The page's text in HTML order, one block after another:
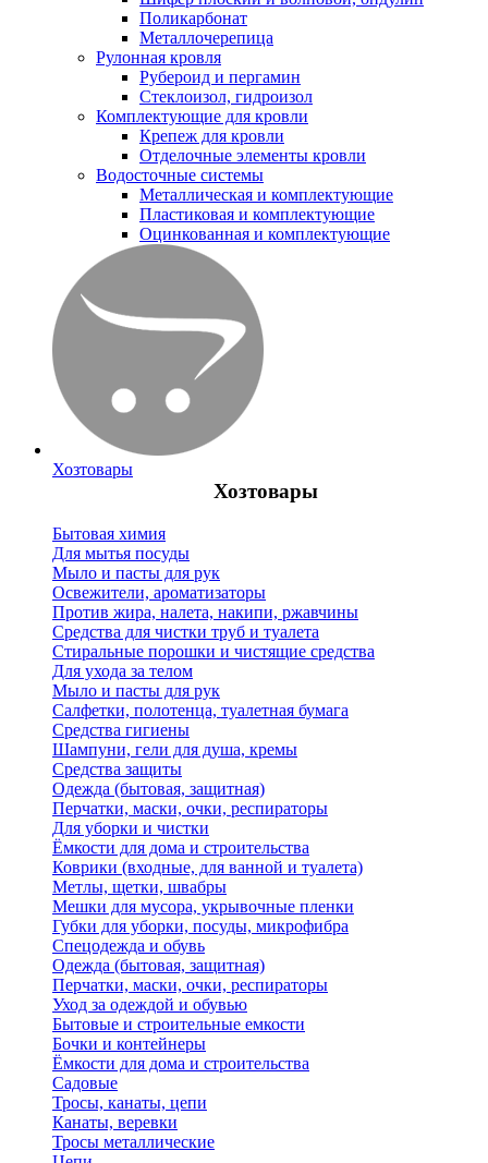
Поликарбонат
Металлочерепица
Рулонная кровля
Рубероид и пергамин
Стеклоизол, гидроизол
Комплектующие для кровли
Крепеж для кровли
Отделочные элементы кровли
Водосточные системы
Металлическая и комплектующие
Пластиковая и комплектующие
Оцинкованная и комплектующие
Хозтовары
Хозтовары
Бытовая химия
Для мытья посуды
Мыло и пасты для рук
Освежители, ароматизаторы
Против жира, налета, накипи, ржавчины
Средства для чистки труб и туалета
Стиральные порошки и чистящие средства
Для ухода за телом
Мыло и пасты для рук
Салфетки, полотенца, туалетная бумага
Средства гигиены
Шампуни, гели для душа, кремы
Средства защиты
Одежда (бытовая, защитная)
Перчатки, маски, очки, респираторы
Для уборки и чистки
Ёмкости для дома и строительства
Коврики (входные, для ванной и туалета)
Метлы, щетки, швабры
Мешки для мусора, укрывочные пленки
Губки для уборки, посуды, микрофибра
Спецодежда и обувь
Одежда (бытовая, защитная)
Перчатки, маски, очки, респираторы
Уход за одеждой и обувью
Бытовые и строительные емкости
Бочки и контейнеры
Ёмкости для дома и строительства
Садовые
Тросы, канаты, цепи
Канаты, веревки
Тросы металлические